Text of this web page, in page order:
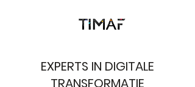
EXPERTS IN DIGITALE
TRANSFORMATIE